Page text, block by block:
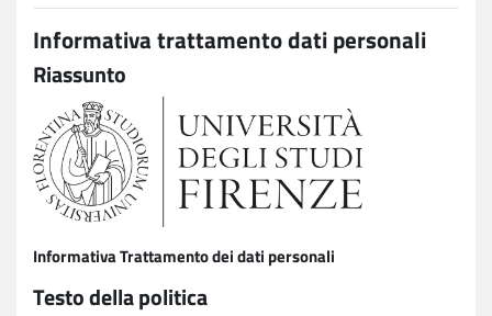
Informativa trattamento dati personali
Riassunto
Informativa Trattamento dei dati personali
Testo della politica